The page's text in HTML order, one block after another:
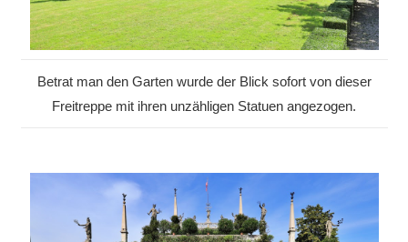
Betrat man den Garten wurde der Blick sofort von dieser
Freitreppe mit ihren unzähligen Statuen angezogen.